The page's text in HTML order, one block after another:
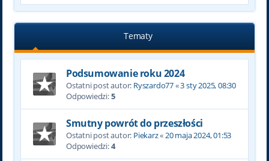
Tematy
Podsumowanie roku 2024
Ostatni post autor: Ryszardo77«3 sty 2025, 08:30
Odpowiedzi:5
Smutny powrót do przeszłości
Ostatni post autor: Piekarz«20 maja 2024, 01:53
Odpowiedzi:4